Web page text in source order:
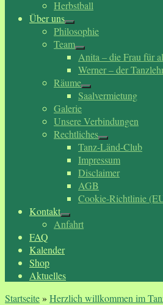
Herbstball
Über uns
Philosophie
Team
Anita – die Frau für
Werner – der
Räume
Saalvermietung
Galerie
Unsere Verbindungen
Rechtliches
Tanz-Länd-Club
Impressum
Disclaimer
AGB
Cookie-Richtlinie
Kontakt
Anfahrt
FAQ
Kalender
Shop
Aktuelles
Startseite» Herzlich willkommen im